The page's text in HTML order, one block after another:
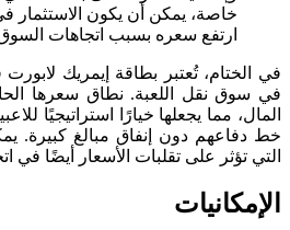
خاصة، يمكن أن يكون الاستثمار
ارتفع سعره بسبب اتجاهات
في سوق نقل اللعبة. نطاق سعرها
المال، مما يجعلها خيارًا استراتيجيًا
خط دفاعهم دون إنفاق مبالغ كبيرة.
التي تؤثر على تقلبات الأسعار أيضًا في
الإمكانيات